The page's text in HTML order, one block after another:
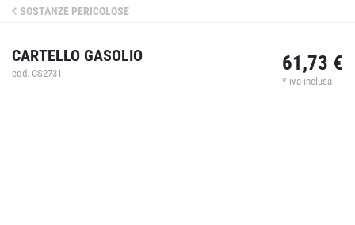
SOSTANZE PERICOLOSE
CARTELLO GASOLIO
cod. CS2731 61,73 €
* iva inclusa